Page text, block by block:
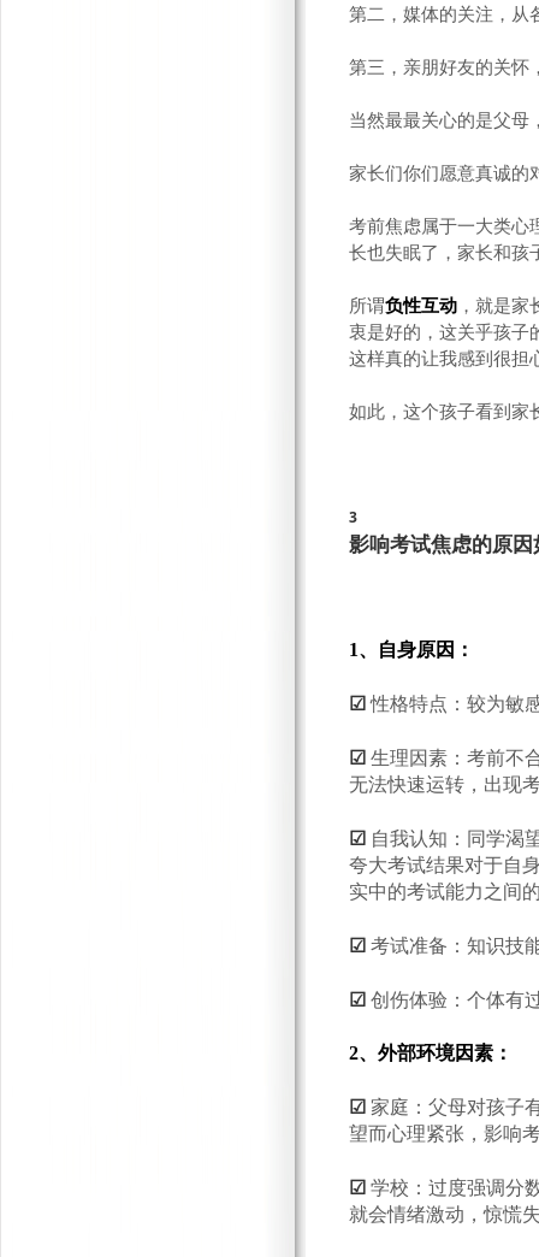
第二，媒体的关注，从
第三，亲朋好友的关怀
当然最最关心的是父母
家长们你们愿意真诚的
考前焦虑属于一大类心
长也失眠了，家长和孩
所谓负性互动 ，就是
衷是好的，这关乎孩子
这样真的让我感到很担
如此，这个孩子看到家
3
影响考试焦虑的原因
1、自身原因：
☑ 性格特点：较为敏
☑ 生理因素：考前不
无法快速运转，出现
☑ 自我认知：同学渴
夸大考试结果对于自
实中的考试能力之间
☑ 考试准备：知识技
☑ 创伤体验：个体有
2、外部环境因素：
☑ 家庭：父母对孩子
望而心理紧张，影响
☑ 学校：过度强调分
就会情绪激动，惊慌